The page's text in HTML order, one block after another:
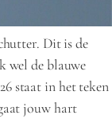
Dit is de
wel de blauwe
staat in het teken
jouw hart